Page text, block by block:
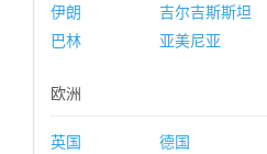
伊朗
吉尔吉斯斯坦
巴林
亚美尼亚
欧洲
英国 德国